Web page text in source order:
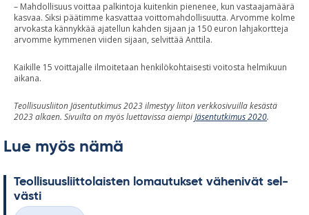
– Mahdollisuus voittaa palkintoja kuitenkin pienenee, kun vastaajamäärä
kasvaa. Siksi päätimme kasvattaa voittomahdollisuutta. Arvomme kolme
arvokasta kännykkää ajatellun kahden sijaan ja 150 euron lahjakortteja
arvomme kymmenen viiden sijaan, selvittää Anttila.
Kaikille 15 voittajalle ilmoitetaan henkilökohtaisesti voitosta helmikuun
aikana.
Teollisuusliiton Jäsentutkimus 2023 ilmestyy liiton verkkosivuilla kesästä
2023 alkaen. Sivuilta on myös luettavissa aiempiJäsentutkimus 2020.
Lue myös nämä
Teol­li­suus­liit­to­lais­ten lo­mau­tuk­set vä­he­ni­vät sel­
västi